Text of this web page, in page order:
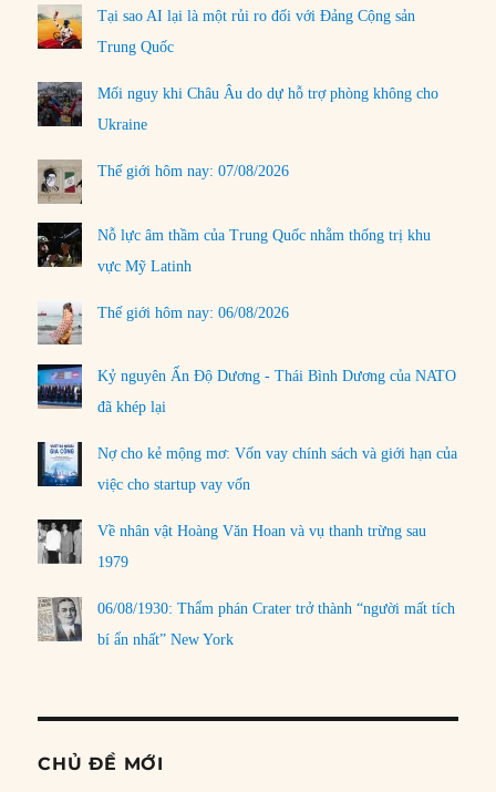
Tại sao AI lại là một rủi ro đối với Đảng Cộng sản
Trung Quốc
Mối nguy khi Châu Âu do dự hỗ trợ phòng không cho
Ukraine
Thế giới hôm nay: 07/08/2026
Nỗ lực âm thầm của Trung Quốc nhằm thống trị khu
vực Mỹ Latinh
Thế giới hôm nay: 06/08/2026
Kỷ nguyên Ấn Độ Dương - Thái Bình Dương của NATO
đã khép lại
Nợ cho kẻ mộng mơ: Vốn vay chính sách và giới hạn của
việc cho startup vay vốn
Về nhân vật Hoàng Văn Hoan và vụ thanh trừng sau
1979
06/08/1930: Thẩm phán Crater trở thành “người mất tích
bí ẩn nhất” New York
CHỦ ĐỀ MỚI